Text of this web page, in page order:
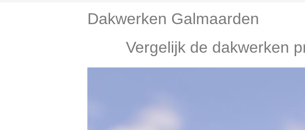
Dakwerken Galmaarden
Vergelijk de dakwerken